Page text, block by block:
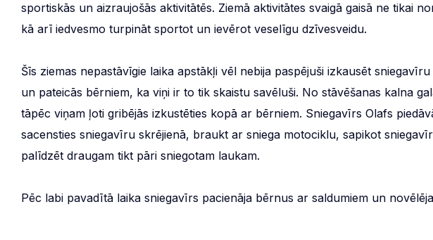
sportiskās un aizraujošās aktivitātēs. Ziemā aktivitātes svaigā gaisā ne tikai
kā arī iedvesmo turpināt sportot un ievērot veselīgu dzīvesveidu.
Šīs ziemas nepastāvīgie laika apstākļi vēl nebija paspējuši izkausēt
un pateicās bērniem, ka viņi ir to tik skaistu savēluši. No stāvēšanas kalna
tāpēc viņam ļoti gribējās izkustēties kopā ar bērniem. Sniegavīrs Olafs
sacensties sniegavīru skrējienā, braukt ar sniega motociklu, sapikot
palīdzēt draugam tikt pāri sniegotam laukam.
Pēc labi pavadītā laika sniegavīrs pacienāja bērnus ar saldumiem un